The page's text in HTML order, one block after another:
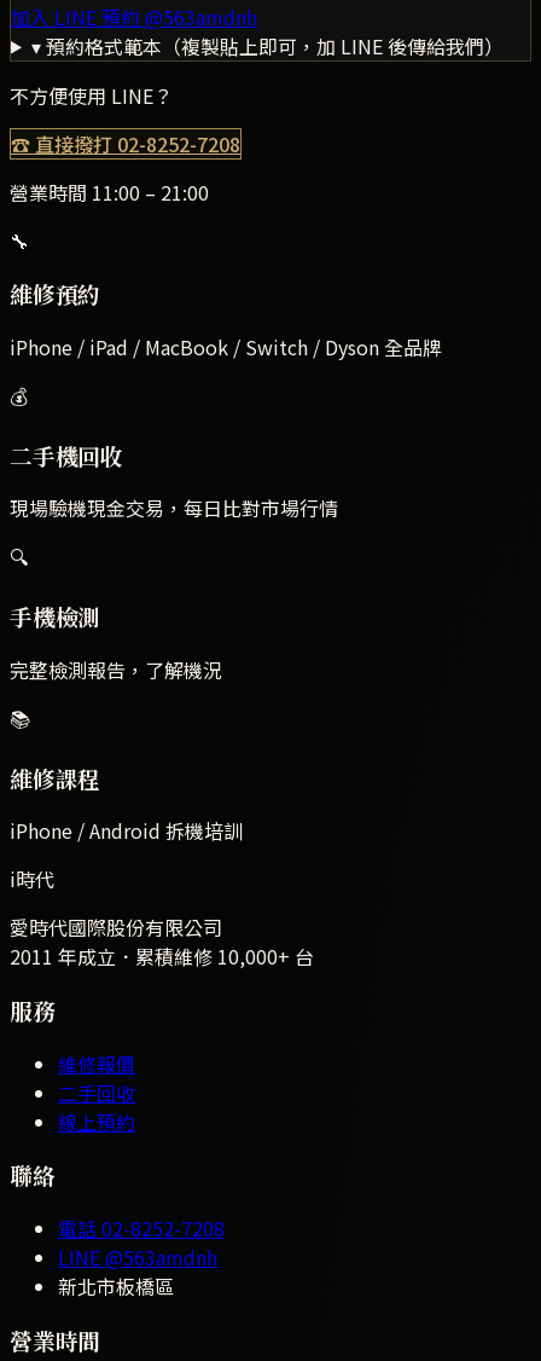
加入 LINE 預約 @563amdnh
▾ 預約格式範本（複製貼上即可，加 LINE 後傳給我們）
不方便使用 LINE？
☎ 直接撥打 02-8252-7208
營業時間 11:00 – 21:00
🔧
維修預約
iPhone / iPad / MacBook / Switch / Dyson 全品牌
💰
二手機回收
現場驗機現金交易，每日比對市場行情
🔍
手機檢測
完整檢測報告，了解機況
📚
維修課程
iPhone / Android 拆機培訓
i時代
愛時代國際股份有限公司
2011 年成立．累積維修 10,000+ 台
服務
維修報價
二手回收
線上預約
聯絡
電話02-8252-7208
LINE@563amdnh
新北市板橋區
營業時間